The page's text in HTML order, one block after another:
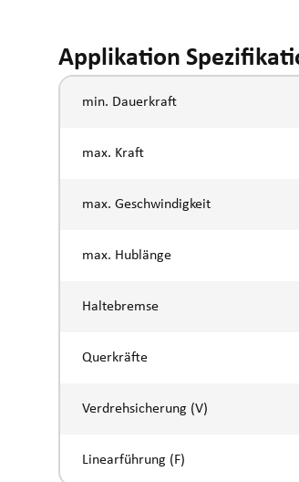
Applikation
min. Dauerkraft
max. Kraft
max. Geschwindigkeit
max. Hublänge
Haltebremse
Querkräfte
Verdrehsicherung (V)
Linearführung (F)